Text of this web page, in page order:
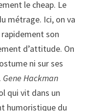
le cheap. Le
métrage. Ici, on va
rapidement son
d’attitude. On
ni sur ses
Gene Hackman
qui vit dans un
humoristique du